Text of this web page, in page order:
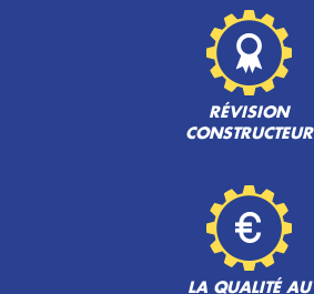
RÉVISION
CONSTRUCTEUR
LA QUALITÉ AU